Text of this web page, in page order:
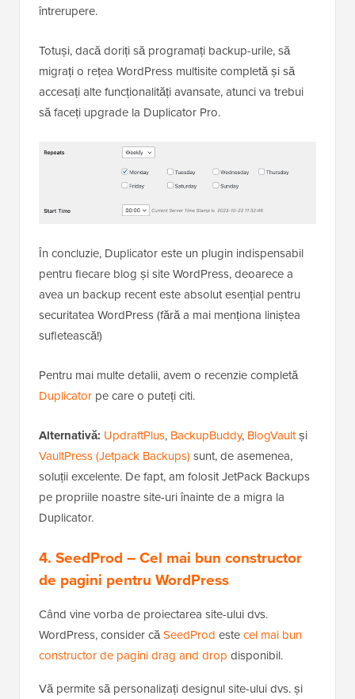
întrerupere.
Totuși, dacă doriți să programați backup-urile, să
migrați o rețea WordPress multisite completă și să
accesați alte funcționalități avansate, atunci va trebui
să faceți upgrade la Duplicator Pro.
În concluzie, Duplicator este un plugin indispensabil
pentru fiecare blog și site WordPress, deoarece a
avea un backup recent este absolut esențial pentru
securitatea WordPress (fără a mai menționa liniștea
sufletească!)
Pentru mai multe detalii, avem o recenzie completă
Duplicator pe care o puteți citi.
Alternativă: UpdraftPlus, BackupBuddy, BlogVaultși
VaultPress (Jetpack Backups) sunt, de asemenea,
soluții excelente. De fapt, am folosit JetPack Backups
pe propriile noastre site-uri înainte de a migra la
Duplicator.
4. SeedProd – Cel mai bun constructor
de pagini pentru WordPress
Când vine vorba de proiectarea site-ului dvs.
WordPress, consider căSeedProd estecel mai bun
constructor de pagini drag and drop disponibil.
Vă permite să personalizați designul site-ului dvs. și